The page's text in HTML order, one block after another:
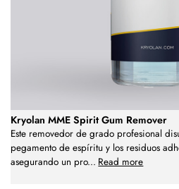
Kryolan MME Spirit Gum Remover
Este removedor de grado profesional
pegamento de espíritu y los residuos
asegurando un pro... Read more